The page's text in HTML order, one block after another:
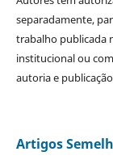
separadamente,
trabalho publicada
institucional ou
autoria e
Artigos